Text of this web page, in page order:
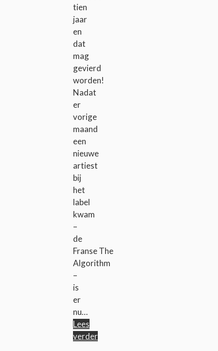
tien
jaar
en
dat
mag
gevierd
worden!
Nadat
er
vorige
maand
een
nieuwe
artiest
bij
het
label
kwam
–
de
Franse The
Algorithm
–
is
er
nu…
Lees
verder